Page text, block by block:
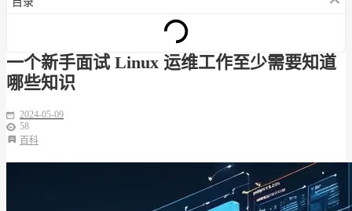
一个新手面试 Linux 运维工作至少需要知道
哪些知识
2024-05-09
58
百科